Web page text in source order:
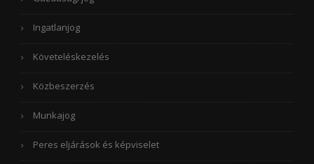
Ingatlanjog
Követeléskezelés
Közbeszerzés
Munkajog
Peres eljárások és képviselet